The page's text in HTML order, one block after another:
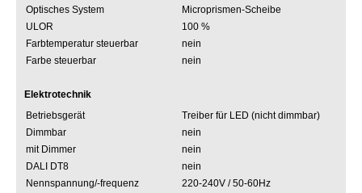
Optisches System
Microprismen-Scheibe
ULOR
100 %
Farbtemperatur steuerbar
nein
Farbe steuerbar
nein
Elektrotechnik
Betriebsgerät
Treiber für LED (nicht dimmbar)
Dimmbar
nein
mit Dimmer
nein
DALI DT8
nein
Nennspannung/-frequenz
220-240V / 50-60Hz